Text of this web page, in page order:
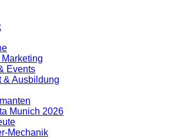
Marketing
Events
& Ausbildung
Munich 2026
Mechanik